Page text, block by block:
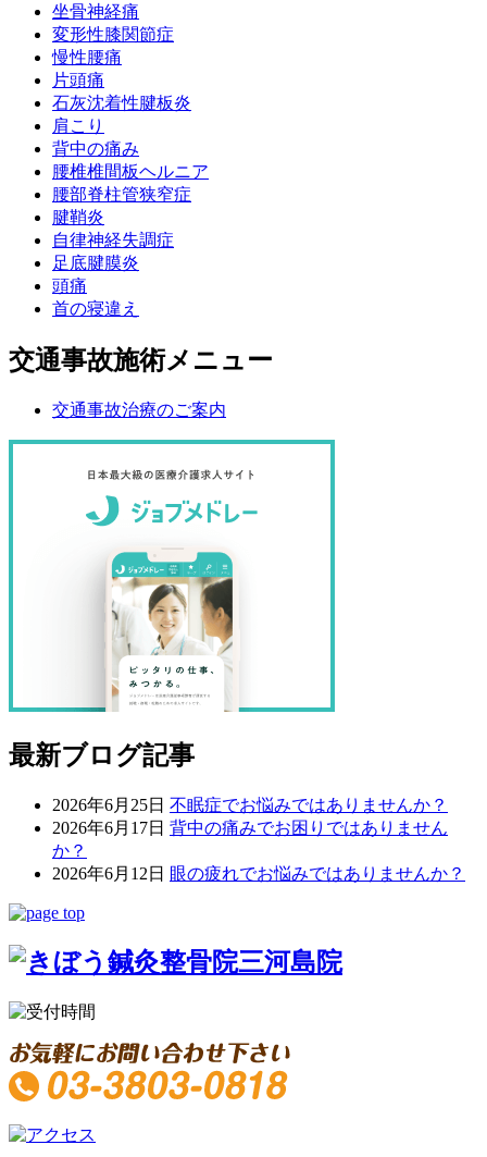
坐骨神経痛
変形性膝関節症
慢性腰痛
片頭痛
石灰沈着性腱板炎
肩こり
背中の痛み
腰椎椎間板ヘルニア
腰部脊柱管狭窄症
腱鞘炎
自律神経失調症
足底腱膜炎
頭痛
首の寝違え
交通事故施術メニュー
交通事故治療のご案内
最新ブログ記事
2026年6月25日 不眠症でお悩みではありませんか？
2026年6月17日 背中の痛みでお困りではありません
か？
2026年6月12日 眼の疲れでお悩みではありませんか？